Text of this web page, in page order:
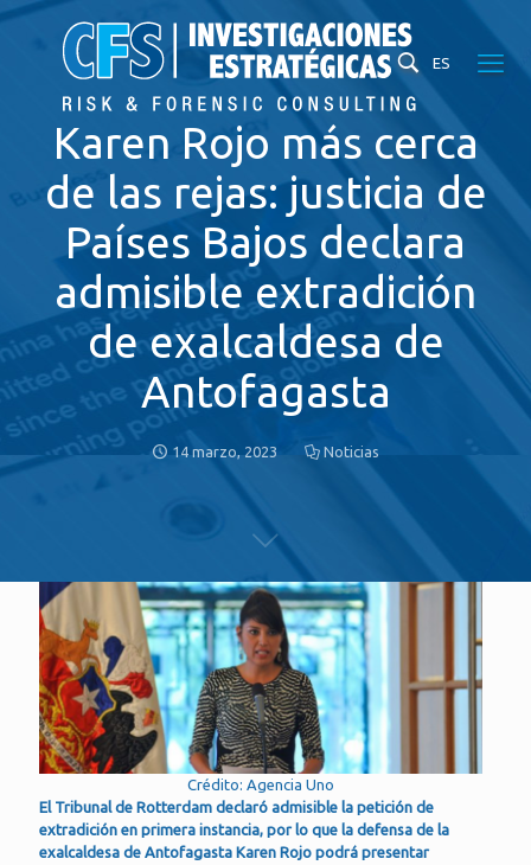
ES
Karen Rojo más cerca
de las rejas: justicia de
Países Bajos declara
admisible extradición
de exalcaldesa de
Antofagasta
14 marzo, 2023 Noticias
Crédito: Agencia Uno
El Tribunal de Rotterdam declaró admisible la petición de
extradición en primera instancia, por lo que la defensa de la
exalcaldesa de Antofagasta Karen Rojo podrá presentar